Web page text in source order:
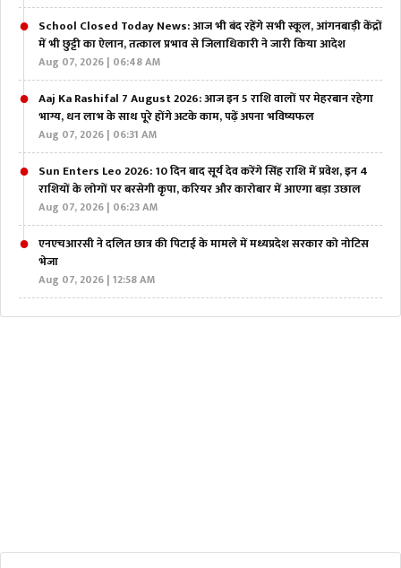
School Closed Today News: आज भी बंद रहेंगे सभी स्कूल, आंगनबाड़ी केंद्रों
में भी छुट्टी का ऐलान, तत्काल प्रभाव से जिलाधिकारी ने जारी किया आदेश
Aug 07, 2026 | 06:48 AM
Aaj Ka Rashifal 7 August 2026: आज इन 5 राशि वालों पर मेहरबान रहेगा
भाग्य, धन लाभ के साथ पूरे होंगे अटके काम, पढ़ें अपना भविष्यफल
Aug 07, 2026 | 06:31 AM
Sun Enters Leo 2026: 10 दिन बाद सूर्य देव करेंगे सिंह राशि में प्रवेश, इन 4
राशियों के लोगों पर बरसेगी कृपा, करियर और कारोबार में आएगा बड़ा उछाल
Aug 07, 2026 | 06:23 AM
एनएचआरसी ने दलित छात्र की पिटाई के मामले में मध्यप्रदेश सरकार को नोटिस
भेजा
Aug 07, 2026 | 12:58 AM